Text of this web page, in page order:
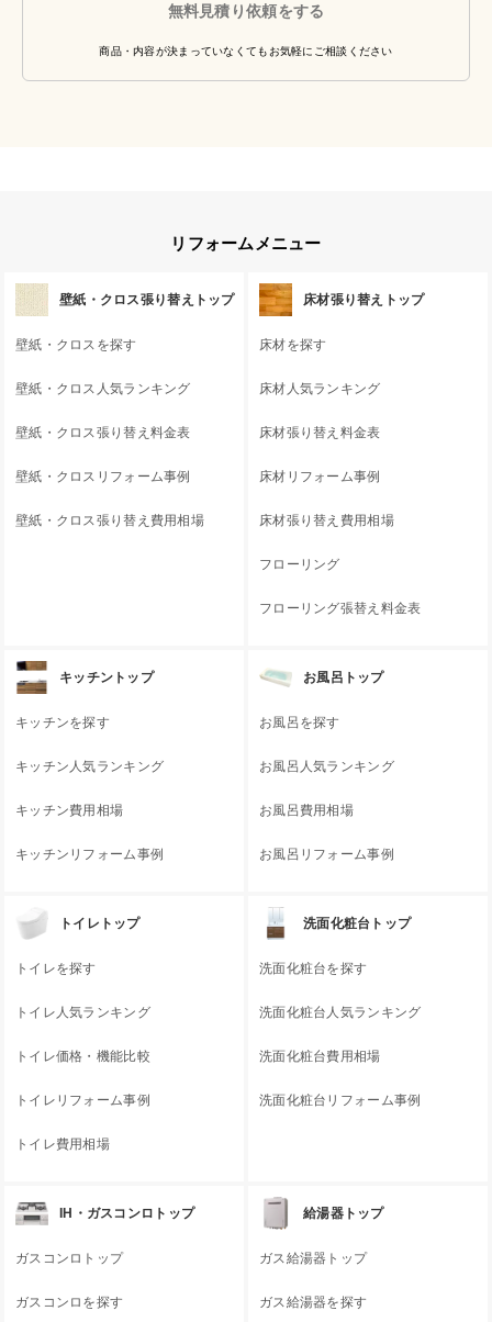
無料見積り依頼をする
商品・内容が決まっていなくてもお気軽にご相談ください
リフォームメニュー
壁紙・クロス張り替えトップ
壁紙・クロスを探す
壁紙・クロス人気ランキング
壁紙・クロス張り替え料金表
壁紙・クロスリフォーム事例
壁紙・クロス張り替え費用相場
床材張り替えトップ
床材を探す
床材人気ランキング
床材張り替え料金表
床材リフォーム事例
床材張り替え費用相場
フローリング
フローリング張替え料金表
キッチントップ
キッチンを探す
キッチン人気ランキング
キッチン費用相場
キッチンリフォーム事例
お風呂トップ
お風呂を探す
お風呂人気ランキング
お風呂費用相場
お風呂リフォーム事例
トイレトップ
トイレを探す
トイレ人気ランキング
トイレ価格・機能比較
トイレリフォーム事例
トイレ費用相場
洗面化粧台トップ
洗面化粧台を探す
洗面化粧台人気ランキング
洗面化粧台費用相場
洗面化粧台リフォーム事例
IH・ガスコンロトップ
ガスコンロトップ
ガスコンロを探す
給湯器トップ
ガス給湯器トップ
ガス給湯器を探す